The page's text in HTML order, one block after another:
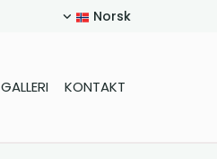
Norsk
GALLERI KONTAKT